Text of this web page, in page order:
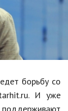
борьбу со
И уже